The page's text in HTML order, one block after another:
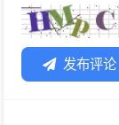
发布评论